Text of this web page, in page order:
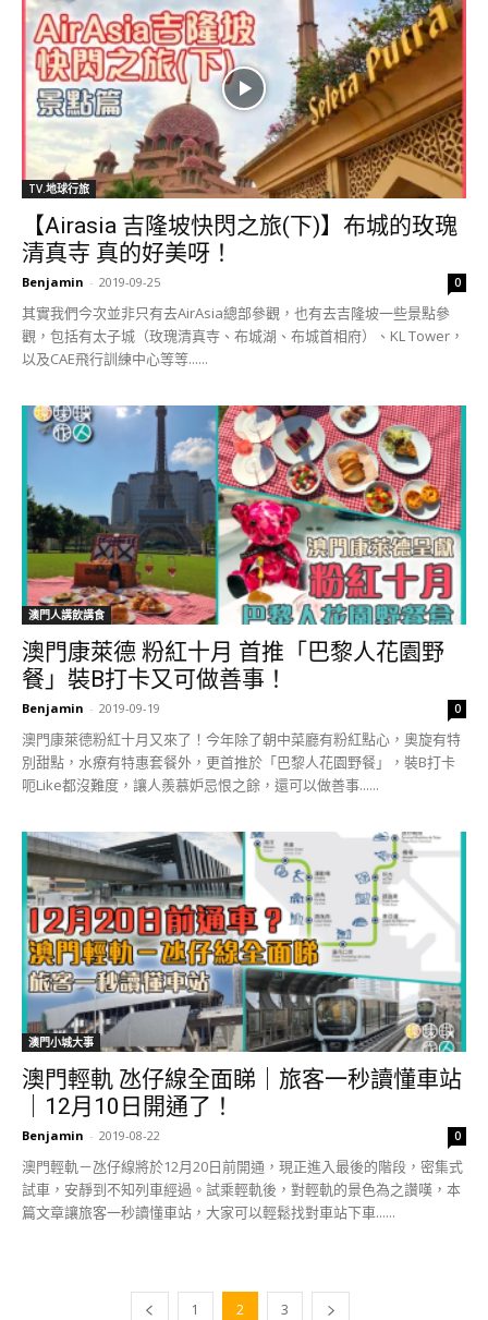
TV.地球行旅
【Airasia 吉隆坡快閃之旅(下)】布城的玫瑰
清真寺 真的好美呀！
Benjamin - 2019-09-25 0
其實我們今次並非只有去AirAsia總部參觀，也有去吉隆坡一些景點參
觀，包括有太子城（玫瑰清真寺、布城湖、布城首相府）、KL Tower，
以及CAE飛行訓練中心等等......
澳門人講飲講食
澳門康萊德 粉紅十月 首推「巴黎人花園野
餐」裝B打卡又可做善事！
Benjamin - 2019-09-19 0
澳門康萊德粉紅十月又來了！今年除了朝中菜廳有粉紅點心，奧旋有特
別甜點，水療有特惠套餐外，更首推於「巴黎人花園野餐」，裝B打卡
呃Like都沒難度，讓人羨慕妒忌恨之餘，還可以做善事......
澳門小城大事
澳門輕軌 氹仔線全面睇｜旅客一秒讀懂車站
｜12月10日開通了！
Benjamin - 2019-08-22 0
澳門輕軌－氹仔線將於12月20日前開通，現正進入最後的階段，密集式
試車，安靜到不知列車經過。試乘輕軌後，對輕軌的景色為之讚嘆，本
篇文章讓旅客一秒讀懂車站，大家可以輕鬆找對車站下車......
1 2 3